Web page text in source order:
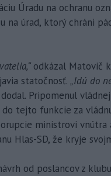
Úradu na ochranu
na úrad, ktorý chráni
odkázal Matovič
statočnosť. „Idú do
dodal. Pripomenul
tejto funkcie za
ministrovi vnútra
Hlas-SD, že kryje
od poslancov z